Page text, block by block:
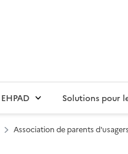
Solutions pour
Association de parents